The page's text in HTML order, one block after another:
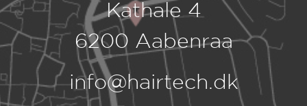
Kathale 4
6200 Aabenraa
info@hairtech.dk